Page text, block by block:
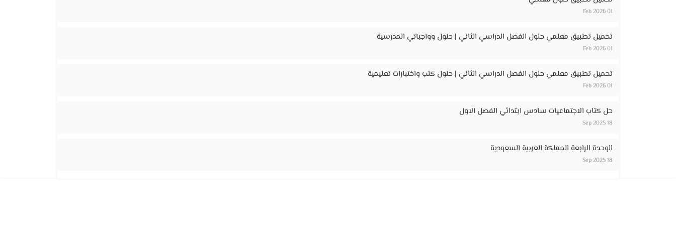
01 Feb 2026
تحميل تطبيق معلمي حلول الفصل الدراسي الثاني | حلول وواجباتي المدرسية
01 Feb 2026
تحميل تطبيق معلمي حلول الفصل الدراسي الثاني | حلول كتب واختبارات تعليمية
01 Feb 2026
حل كتاب الاجتماعيات سادس ابتدائي الفصل الاول
18 Sep 2025
الوحدة الرابعة المملكة العربية السعودية
18 Sep 2025